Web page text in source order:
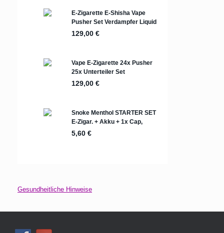
Gesundheitliche Hinweise